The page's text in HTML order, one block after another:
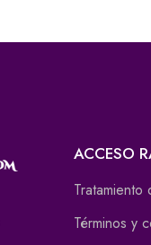
ACCESO
Términos y